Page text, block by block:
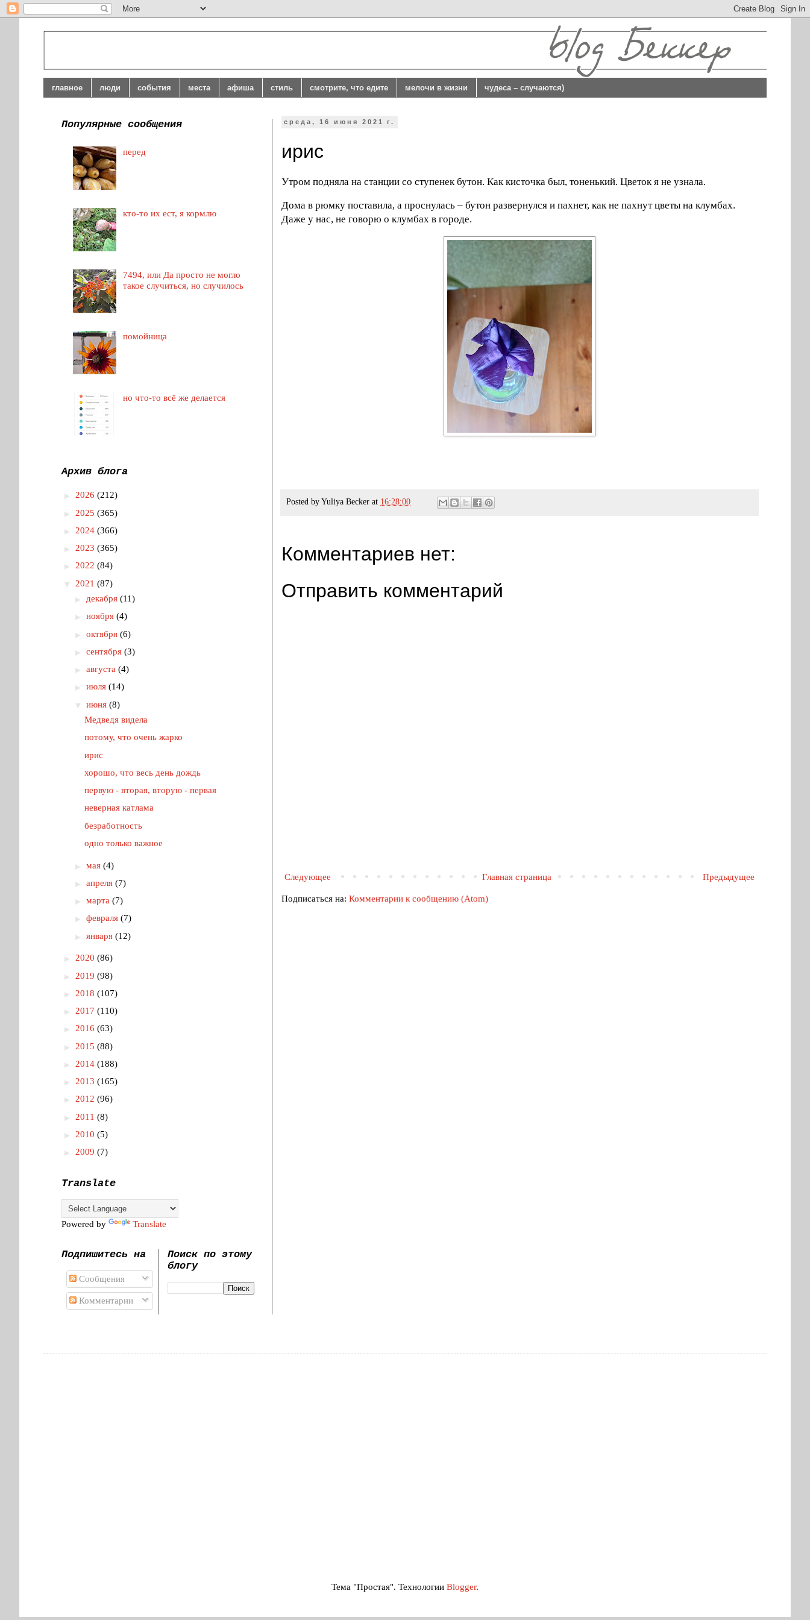
главное люди события места афиша стиль смотрите, что едите мелочи в жизни чудеса – случаются)
среда, 16 июня 2021 г.
ирис
Утром подняла на станции со ступенек бутон. Как кисточка был, тоненький. Цветок я не узнала.
Дома в рюмку поставила, а проснулась – бутон развернулся и пахнет, как не пахнут цветы на клумбах.
Даже у нас, не говорю о клумбах в городе.
Posted by Yuliya Becker at 16:28:00
Комментариев нет:
Отправить комментарий
Следующее Предыдущее
Главная страница
Подписаться на: Комментарии к сообщению (Atom)
Популярные сообщения
перед
кто-то их ест, я кормлю
7494, или Да просто не могло
такое случиться, но случилось
помойница
но что-то всё же делается
Архив блога
► 2026 (212)
► 2025 (365)
► 2024 (366)
► 2023 (365)
► 2022 (84)
▼ 2021 (87)
► декабря (11)
► ноября (4)
► октября (6)
► сентября (3)
► августа (4)
► июля (14)
▼ июня (8)
Медведя видела
потому, что очень жарко
ирис
хорошо, что весь день дождь
первую - вторая, вторую - первая
неверная катлама
безработность
одно только важное
► мая (4)
► апреля (7)
► марта (7)
► февраля (7)
► января (12)
► 2020 (86)
► 2019 (98)
► 2018 (107)
► 2017 (110)
► 2016 (63)
► 2015 (88)
► 2014 (188)
► 2013 (165)
► 2012 (96)
► 2011 (8)
► 2010 (5)
► 2009 (7)
Translate
Powered by Translate
Подпишитесь на
Сообщения
Комментарии
Поиск по этому
блогу
Тема "Простая". Технологии Blogger.